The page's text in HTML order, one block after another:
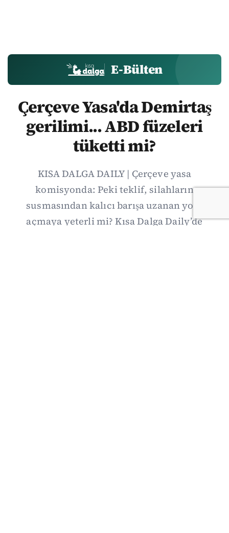
E-Bülten
Çerçeve Yasa'da Demirtaş
gerilimi... ABD füzeleri
tüketti mi?
KISA DALGA DAILY | Çerçeve yasa
komisyonda: Peki teklif, silahların
susmasından kalıcı barışa uzanan yolu
açmaya yeterli mi? Kısa Dalga Daily’de